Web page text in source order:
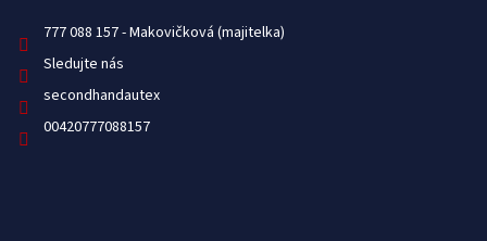
777 088 157
Sledujte nás
secondhandautex
00420777088157